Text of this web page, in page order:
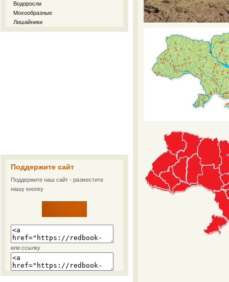
Водоросли
Мохообразные
Лишайники
Поддержите сайт
Поддержите наш сайт - разместите
нашу кнопку
или ссылку